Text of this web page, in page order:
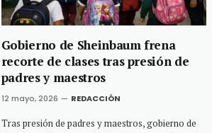
Gobierno de Sheinbaum frena
recorte de clases tras presión de
padres y maestros
12 mayo, 2026 REDACCIÓN
Tras presión de padres y maestros, gobierno de